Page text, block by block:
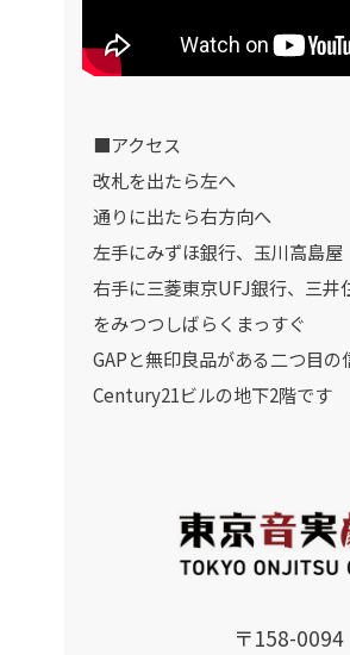
〒158-0094
■アクセス
改札を出たら左へ
通りに出たら右方向へ
左手にみずほ銀行、玉川高島屋
右手に三菱東京UFJ銀行、三井
をみつつしばらくまっすぐ
GAPと無印良品がある二つ目の
Century21ビルの地下2階です